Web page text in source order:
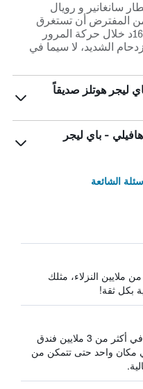
مطار سانغانير و رويال
من المفترض أن تستغرق
القيادة من الفندق إلى المطار 0س 16د خلال حركة المرور
الشديد، لا سيما في
ليجر هوتلز صديقاً
- باي ليجر
الشائعة
ملايين النزلاء، مثلك
بكل ثقة!
يبحث HotelsCombined في أكثر من 3 ملايين فندق
مكان واحد حتى تتمكن من